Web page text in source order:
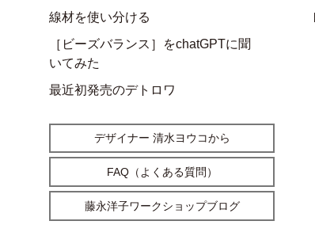
線材を使い分ける
［ビーズバランス］をchatGPTに聞
いてみた
最近初発売のデトロワ
デザイナー 清水ヨウコから
FAQ（よくある質問）
藤永洋子ワークショップブログ